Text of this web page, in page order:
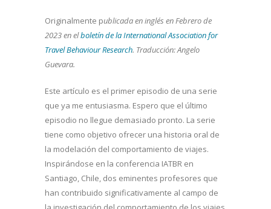
Originalmente publicada en inglés en Febrero de
2023 en elboletín de la International Association for
Travel Behaviour Research. Traducción: Angelo
Guevara.
Este artículo es el primer episodio de una serie
que ya me entusiasma. Espero que el último
episodio no llegue demasiado pronto. La serie
tiene como objetivo ofrecer una historia oral de
la modelación del comportamiento de viajes.
Inspirándose en la conferencia IATBR en
Santiago, Chile, dos eminentes profesores que
han contribuido significativamente al campo de